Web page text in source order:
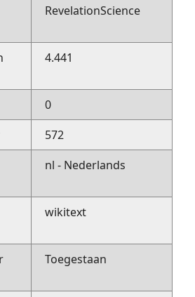
RevelationScience
4.441
0
572
nl - Nederlands
wikitext
Toegestaan